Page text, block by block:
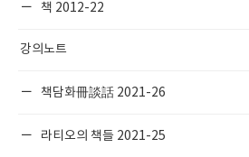
책 2012-22
강의노트
책담화冊談話 2021-26
라티오의 책들 2021-25